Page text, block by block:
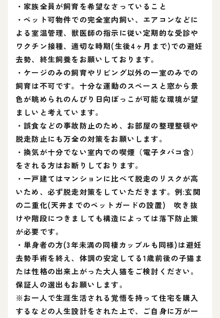
・家族全員が飼育を希望なさっていること
・ペット可物件での完全室内飼い、エアコンなどに
よる室温管理、獣医師の指示に従い定期的な受診や
ワクチン接種、適切な時期(生後4ヶ月まで)での避妊
去勢、終生飼養をお願いしております。
・ケージのみの飼育やリビング以外の一室のみでの
飼育は不可です。十分な運動のスペースと窓から景
色が眺められのんびり日向ぼっこが可能な環境が望
ましいと考えています。
・誤食などの事故防止のため、お部屋の整理整頓や
脱走防止にも万全の対策をお願いします。
・換気が十分でない室内での喫煙（電子タバコ含）
をされる方はお断りしております。
・一戸建てはマンションに比べて脱走のリスクが高
いため、必ず脱走対策をしていただきます。例:玄関
の二重化(天井までのペットガードの設置) 吹き抜
けや階段につきましても構造によっては落下防止策
が必要です。
・単身者の方(3年未満の同棲カップルも同様)は避妊
去勢手術を終え、体調の安定してる1歳前後の子猫ま
たは性格の出来上がった大人猫をご検討ください。
保証人の選出もお願いします。
※お一人で生涯生活される覚悟を持って住宅を購入
するなどの人生設計をされた上で、ご自身に万が一